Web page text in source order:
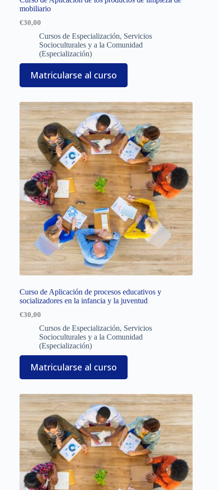
mobiliario
€30,00
Cursos de Especialización, Servicios
Socioculturales y a la Comunidad
(Especialización)
Matricularse al curso
Curso de Aplicación de procesos educativos y
socializadores en la infancia y la juventud
€30,00
Cursos de Especialización, Servicios
Socioculturales y a la Comunidad
(Especialización)
Matricularse al curso